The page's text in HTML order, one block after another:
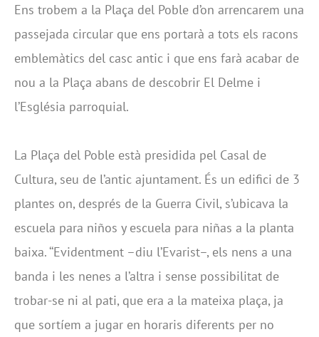
Ens trobem a la Plaça del Poble d’on arrencarem una
passejada circular que ens portarà a tots els racons
emblemàtics del casc antic i que ens farà acabar de
nou a la Plaça abans de descobrir El Delme i
l’Església parroquial.
La Plaça del Poble està presidida pel Casal de
Cultura, seu de l’antic ajuntament. És un edifici de 3
plantes on, després de la Guerra Civil, s’ubicava la
escuela para niños y escuela para niñas a la planta
baixa. ‘‘Evidentment –diu l’Evarist–, els nens a una
banda i les nenes a l’altra i sense possibilitat de
trobar-se ni al pati, que era a la mateixa plaça, ja
que sortíem a jugar en horaris diferents per no